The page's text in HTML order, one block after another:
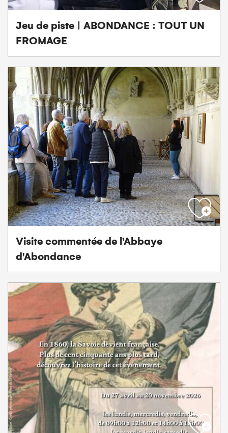
Jeu de piste | ABONDANCE : TOUT UN
FROMAGE
Visite commentée de l'Abbaye
d'Abondance